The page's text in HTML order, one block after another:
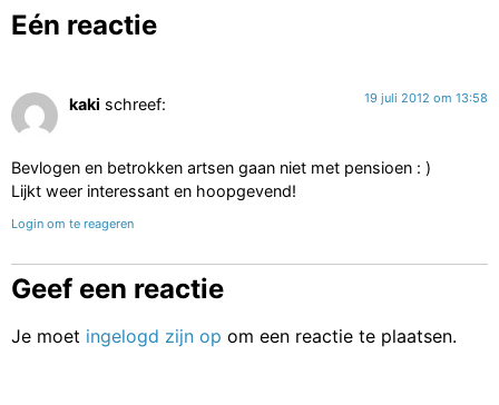
Eén reactie
kaki schreef: 19 juli 2012 om 13:58
Bevlogen en betrokken artsen gaan niet met pensioen : )
Lijkt weer interessant en hoopgevend!
Login om te reageren
Geef een reactie
Je moet ingelogd zijn op om een reactie te plaatsen.